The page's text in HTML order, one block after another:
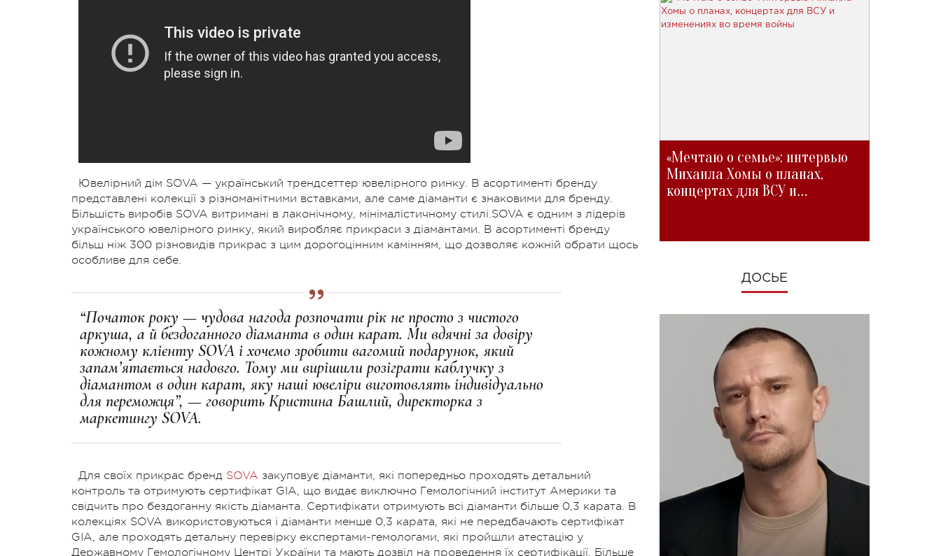
Ювелірний дім SOVA — український трендсеттер ювелірного ринку. В асортименті бренду
представлені колекції з різноманітними вставками, але саме діаманти є знаковими для бренду.
Більшість виробів SOVA витримані в лаконічному, мінімалістичному стилі.SOVA є одним з лідерів
українського ювелірного ринку, який виробляє прикраси з діамантами. В асортименті бренду
більш ніж 300 різновидів прикрас з цим дорогоцінним камінням, що дозволяє кожній обрати щось
особливе для себе.
“Початок року — чудова нагода розпочати рік не просто з чистого
аркуша, а й бездоганного діаманта в один карат. Ми вдячні за довіру
кожному клієнту SOVA і хочемо зробити вагомий подарунок, який
запам’ятається надовго. Тому ми вирішили розіграти каблучку з
діамантом в один карат, яку наші ювеліри виготовлять індивідуально
для переможця”, — говорить Кристина Башлий, директорка з
маркетингу SOVA.
Для своїх прикрас бренд SOVA закуповує діаманти, які попередньо проходять детальний
контроль та отримують сертифікат GIA, що видає виключно Гемологічний інститут Америки та
свідчить про бездоганну якість діаманта. Сертифікати отримують всі діаманти більше 0,3 карата. В
колекціях SOVA використовуються і діаманти менше 0,3 карата, які не передбачають сертифікат
GIA, але проходять детальну перевірку експертами-гемологами, які пройшли атестацію у
Державному Гемологічному Центрі України та мають дозвіл на проведення їх сертифікації. Більше
«Мечтаю о семье»: интервью
Михаила Хомы о планах,
концертах для ВСУ и
ДОСЬЕ